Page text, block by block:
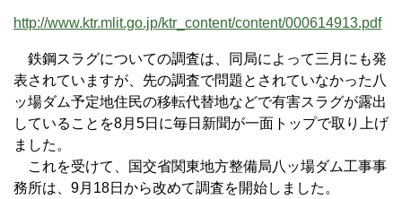
http://www.ktr.mlit.go.jp/ktr_content/content/000614913.pdf
鉄鋼スラグについての調査は、同局によって三月にも発
表されていますが、先の調査で問題とされていなかった八
ッ場ダム予定地住民の移転代替地などで有害スラグが露出
していることを8月5日に毎日新聞が一面トップで取り上げ
ました。
これを受けて、国交省関東地方整備局八ッ場ダム工事事
務所は、9月18日から改めて調査を開始しました。